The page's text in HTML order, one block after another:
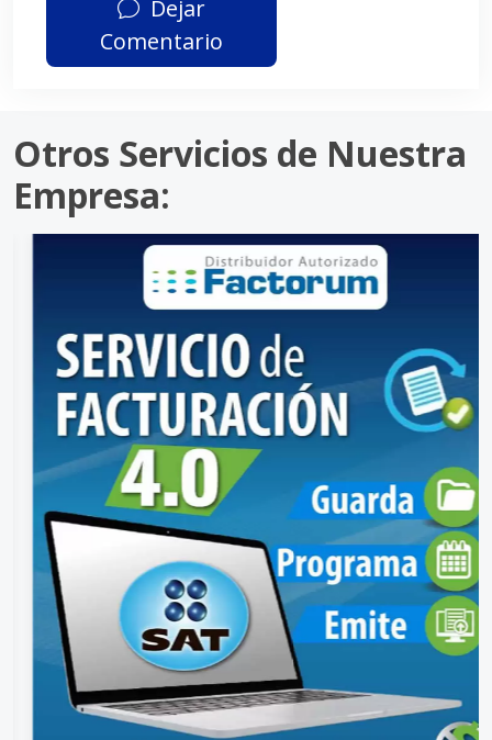
Dejar
Comentario
Otros Servicios de Nuestra
Empresa: